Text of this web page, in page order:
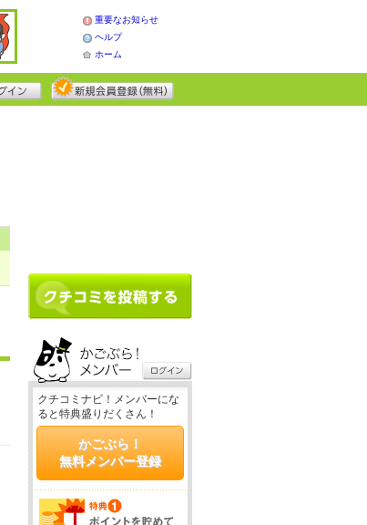
重要なお知らせ
ヘルプ
ホーム
クチコミナビ！メンバーにな
ると特典盛りだくさん！
かごぶら！
無料メンバー登録